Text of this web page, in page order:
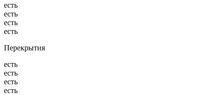
есть
есть
есть
есть
Перекрытия
есть
есть
есть
есть